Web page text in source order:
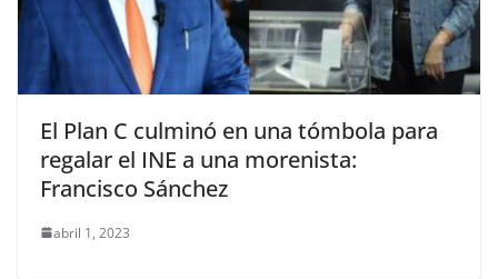
El Plan C culminó en una tómbola para
regalar el INE a una morenista:
Francisco Sánchez
abril 1, 2023